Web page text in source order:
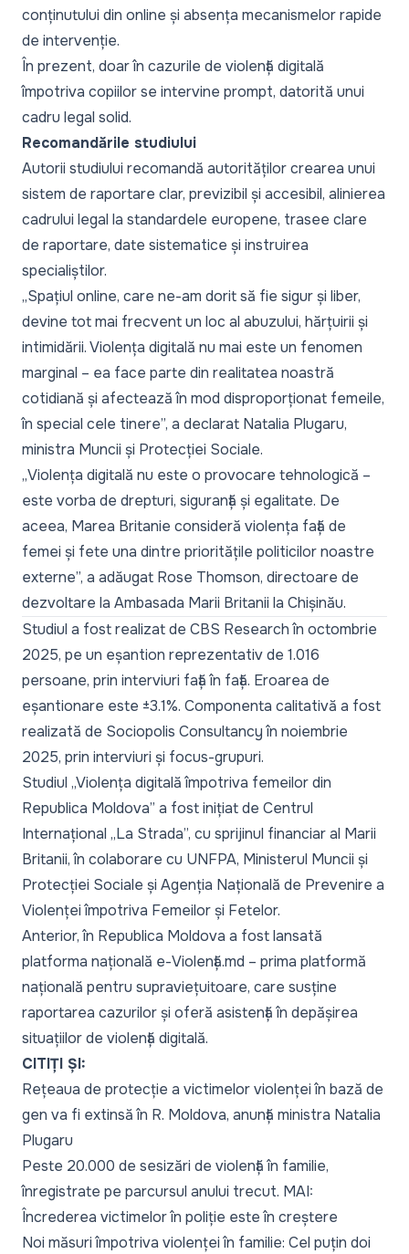
conținutului din online și absența mecanismelor rapide
de intervenție.
În prezent, doar în cazurile de violență digitală
împotriva copiilor se intervine prompt, datorită unui
cadru legal solid.
Recomandările studiului
Autorii studiului recomandă autorităților crearea unui
sistem de raportare clar, previzibil și accesibil, alinierea
cadrului legal la standardele europene, trasee clare
de raportare, date sistematice și instruirea
specialiștilor.
„Spațiul online, care ne-am dorit să fie sigur și liber,
devine tot mai frecvent un loc al abuzului, hărțuirii și
intimidării. Violența digitală nu mai este un fenomen
marginal – ea face parte din realitatea noastră
cotidiană și afectează în mod disproporționat femeile,
în special cele tinere”, a declarat Natalia Plugaru,
ministra Muncii și Protecției Sociale.
„Violența digitală nu este o provocare tehnologică –
este vorba de drepturi, siguranță și egalitate. De
aceea, Marea Britanie consideră violența față de
femei și fete una dintre prioritățile politicilor noastre
externe”, a adăugat Rose Thomson, directoare de
dezvoltare la Ambasada Marii Britanii la Chișinău.
Studiul a fost realizat de CBS Research în octombrie
2025, pe un eșantion reprezentativ de 1.016
persoane, prin interviuri față în față. Eroarea de
eșantionare este ±3.1%. Componenta calitativă a fost
realizată de Sociopolis Consultancy în noiembrie
2025, prin interviuri și focus-grupuri.
Studiul „Violența digitală împotriva femeilor din
Republica Moldova” a fost inițiat de Centrul
Internațional „La Strada”, cu sprijinul financiar al Marii
Britanii, în colaborare cu UNFPA, Ministerul Muncii și
Protecției Sociale și Agenția Națională de Prevenire a
Violenței împotriva Femeilor și Fetelor.
Anterior, în Republica Moldova a fost lansată
platforma națională e-Violență.md – prima platformă
națională pentru supraviețuitoare, care susține
raportarea cazurilor și oferă asistență în depășirea
situațiilor de violență digitală.
CITIȚI ȘI:
Rețeaua de protecție a victimelor violenței în bază de
gen va fi extinsă în R. Moldova, anunță ministra Natalia
Plugaru
Peste 20.000 de sesizări de violență în familie,
înregistrate pe parcursul anului trecut. MAI:
Încrederea victimelor în poliție este în creștere
Noi măsuri împotriva violenței în familie: Cel puțin doi